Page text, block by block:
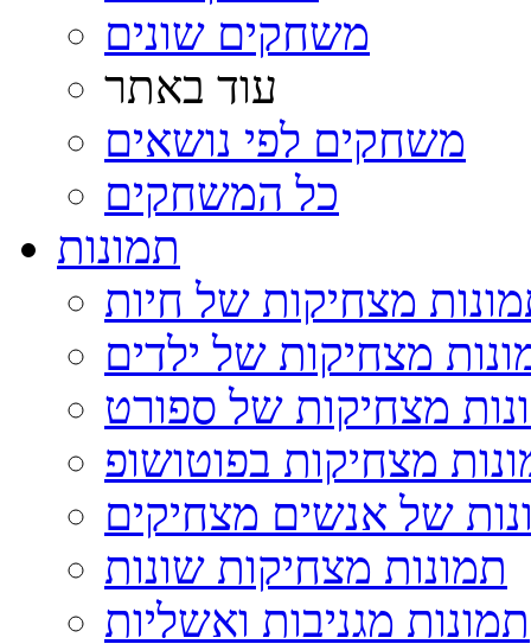
משחקים שונים
עוד באתר
משחקים לפי נושאים
כל המשחקים
תמונות
מצחיקות של חיות
מצחיקות של ילדים
מצחיקות של ספורט
מצחיקות בפוטושופ
של אנשים מצחיקים
תמונות מצחיקות שונות
תמונות מגניבות ואשליות